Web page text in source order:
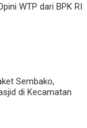
WTP dari BPK RI
Sembako,
di Kecamatan